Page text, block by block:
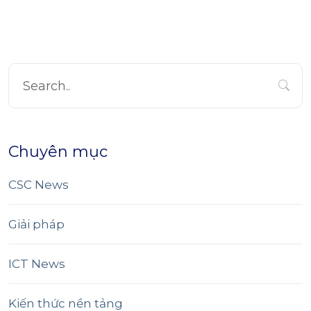
Chuyên mục
CSC News
Giải pháp
ICT News
Kiến thức nền tảng